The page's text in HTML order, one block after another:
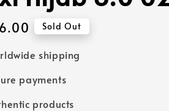
Sold Out
shipping
payments
products